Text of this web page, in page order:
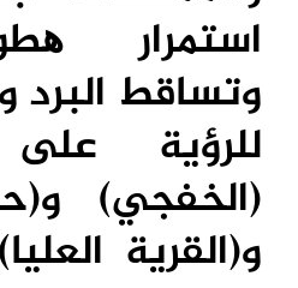
استمرار
وتساقط البرد
للرؤیة
(الخفجي)
و(القریة